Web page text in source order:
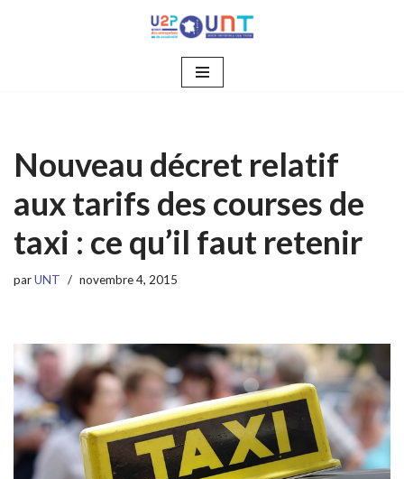
Nouveau décret relatif
aux tarifs des courses de
taxi : ce qu’il faut retenir
parUNT novembre 4, 2015